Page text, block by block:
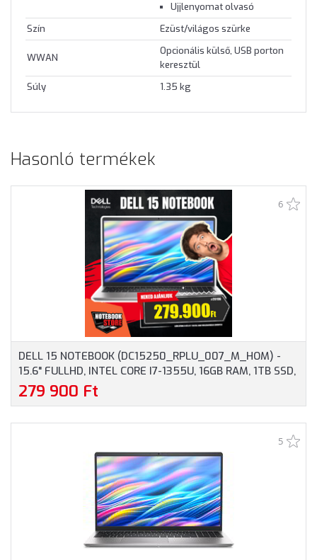
Ujjlenyomat olvasó
Szín
Ezüst/világos szürke
WWAN
Opcionális külső, USB porton
keresztül
Súly
1.35 kg
Hasonló termékek
6
DELL 15 NOTEBOOK (DC15250_RPLU_007_M_HOM) -
15.6" FULLHD, INTEL CORE I7-1355U, 16GB RAM, 1TB SSD,
MAGYAR BILLENTYŰZET, WINDOWS 11 HOME, 3 ÉV
GARANCIA, EZÜST SZÍNBEN
279 900 Ft
5